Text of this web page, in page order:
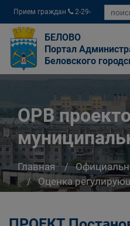
Прием граждан
2-29-
04
БЕЛОВО
Портал
Беловского
ОРВ
Главная
Оценка
ОРВ проектов